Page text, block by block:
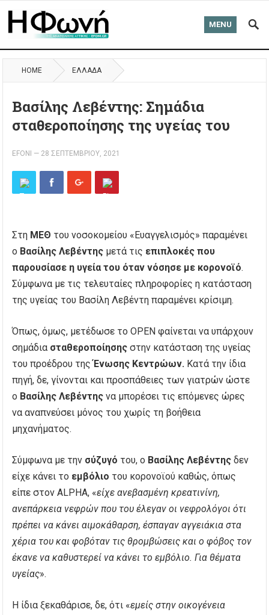
MENU
HOME ΈΛΛΑΔΑ
Βασίλης Λεβέντης: Σημάδια
σταθεροποίησης της υγείας του
EFONI — 28 ΣΕΠΤΕΜΒΡΊΟΥ, 2021
Στη ΜΕΘ του νοσοκομείου «Ευαγγελισμός» παραμένει
ο Βασίλης Λεβέντης μετά τις επιπλοκές που
παρουσίασε η υγεία του όταν νόσησε με κορονοϊό.
Σύμφωνα με τις τελευταίες πληροφορίες η κατάσταση
της υγείας του Βασίλη Λεβέντη παραμένει κρίσιμη.
Όπως, όμως, μετέδωσε το ΟΡΕΝ φαίνεται να υπάρχουν
σημάδια σταθεροποίησης στην κατάσταση της υγείας
του προέδρου τηςΈνωσης Κεντρώων. Κατά την ίδια
πηγή, δε, γίνονται και προσπάθειες των γιατρών ώστε
ο Βασίλης Λεβέντης να μπορέσει τις επόμενες ώρες
να αναπνεύσει μόνος του χωρίς τη βοήθεια
μηχανήματος.
Σύμφωνα με την σύζυγό του, ο Βασίλης Λεβέντης δεν
είχε κάνει το εμβόλιο του κορονοϊού καθώς, όπως
είπε στον ALPHA, «είχε ανεβασμένη κρεατινίνη,
ανεπάρκεια νεφρών που του έλεγαν οι νεφρολόγοι ότι
πρέπει να κάνει αιμοκάθαρση, έσπαγαν αγγειάκια στα
χέρια του και φοβόταν τις θρομβώσεις και ο φόβος τον
έκανε να καθυστερεί να κάνει το εμβόλιο. Για θέματα
υγείας».
Η ίδια ξεκαθάρισε, δε, ότι «εμείς στην οικογένεια